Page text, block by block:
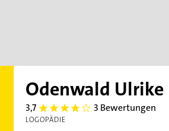
Odenwald Ulrike
3,7 3.7 3 Bewertungen
LOGOPÄDIE